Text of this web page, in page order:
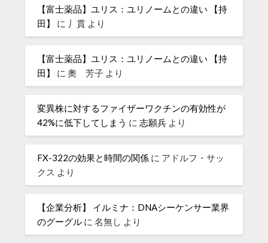
【富士薬品】ユリス：ユリノームとの違い 【持
田】
に 丿貫 より
【富士薬品】ユリス：ユリノームとの違い 【持
田】
に奧 芳子 より
変異株に対するファイザーワクチンの有効性が
42%に低下してしまう に志願兵 より
FX-322の効果と時間の関係 に アドルフ・サッ
クス より
【企業分析】 イルミナ：DNAシーケンサー業界
のグーグル に名無し より